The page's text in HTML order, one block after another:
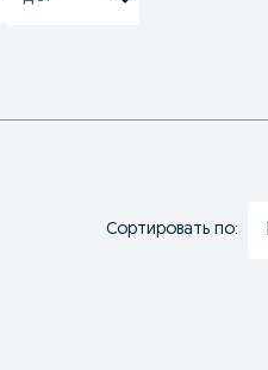
Сортировать по: